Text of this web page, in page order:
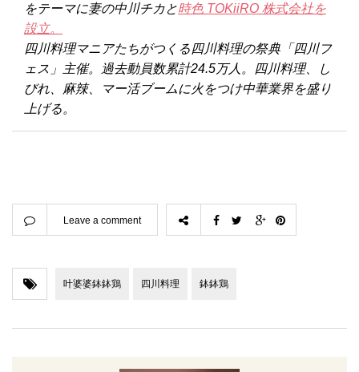
をテーマに妻の中川チカと時色 TOKiiRO 株式会社を
設立。
四川料理マニアたちがつくる四川料理の祭典「四川フ
ェス」主催。過去動員数累計24.5万人。四川料理、し
びれ、麻辣、マー活ブームに火をつけ中華業界を盛り
上げる。
Leave a comment
叶婆婆鉢鉢鶏 四川料理 鉢鉢鶏